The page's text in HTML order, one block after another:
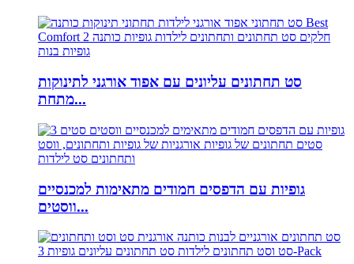
סט תחתונים עליונים עם אפוד אורגני לתינוקות
מתחת...
גופיות עם הדפסים חמודים מתאימות למכנסיים
ווסטים...